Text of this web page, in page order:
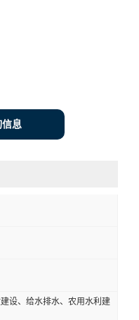
信息
设、给水排水、农用水利建